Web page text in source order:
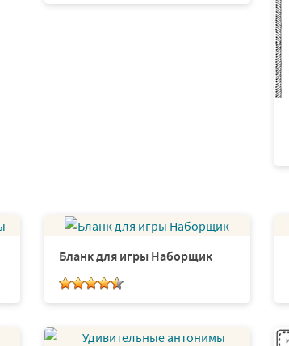
Бланк для игры Наборщик